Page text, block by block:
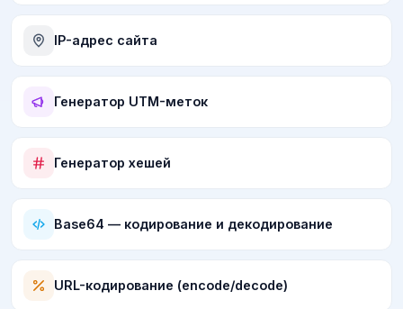
IP-адрес сайта
Генератор UTM-меток
Генератор хешей
Base64 — кодирование и декодирование
URL-кодирование (encode/decode)